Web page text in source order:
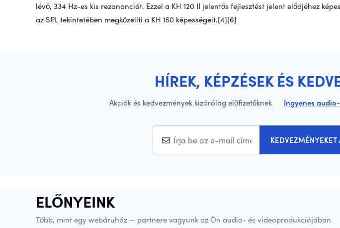
lévő, 334 Hz-es kis rezonanciát. Ezzel a KH 120 II jelentős fejlesztést jelent elődjéhez
az SPL tekintetében megközelíti a KH 150 képességeit.[4][6]
HÍREK, KÉPZÉSEK ÉS
Akciók és kedvezmények kizárólag előfizetőknek · Ingyenes
KEDVEZMÉNYEKET
ELŐNYEINK
Több, mint egy webáruház — partnere vagyunk az Ön audio- és videoprodukciójában